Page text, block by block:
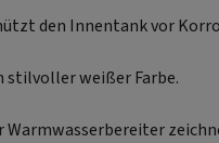
den Innentank vor
stilvoller weißer Farbe.